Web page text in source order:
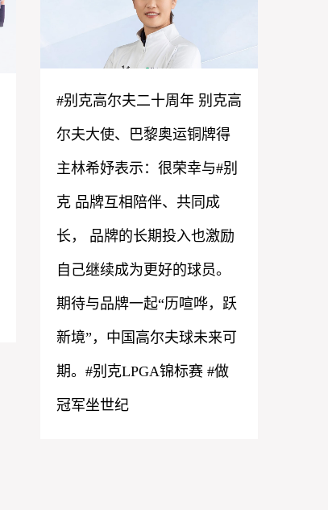
#别克高尔夫二十周年 别克高
尔夫大使、巴黎奥运铜牌得
主林希妤表示：很荣幸与#别
克 品牌互相陪伴、共同成
长， 品牌的长期投入也激励
自己继续成为更好的球员。
期待与品牌一起“历喧哗，跃
新境”，中国高尔夫球未来可
期。#别克LPGA锦标赛 #做
冠军坐世纪